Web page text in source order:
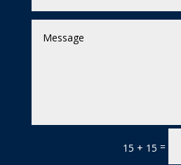
15 + 15 =